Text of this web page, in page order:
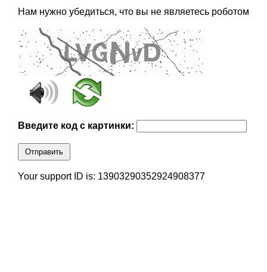
Нам нужно убедиться, что вы не являетесь роботом
Введите код с картинки:
Отправить
Your support ID is: 13903290352924908377